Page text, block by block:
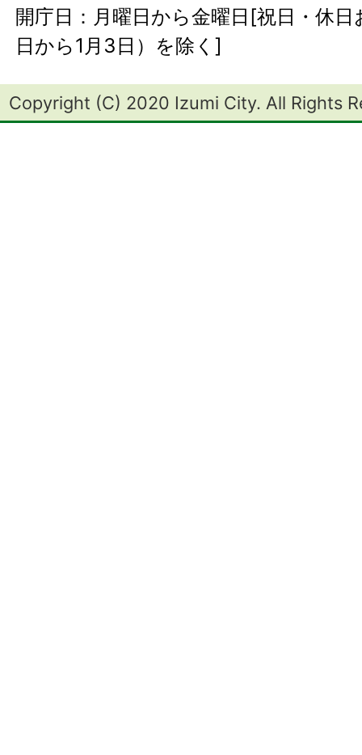
開庁日：月曜日から金曜日[祝日・休
日から1月3日）を除く]
Copyright (C) 2020 Izumi City. All Rights